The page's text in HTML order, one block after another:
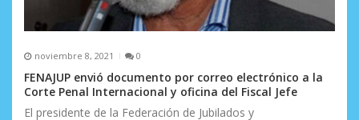
noviembre 8, 2021 0
FENAJUP envió documento por correo electrónico a la
Corte Penal Internacional y oficina del Fiscal Jefe
El presidente de la Federación de Jubilados y